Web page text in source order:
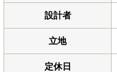
設計者
立地
定休日